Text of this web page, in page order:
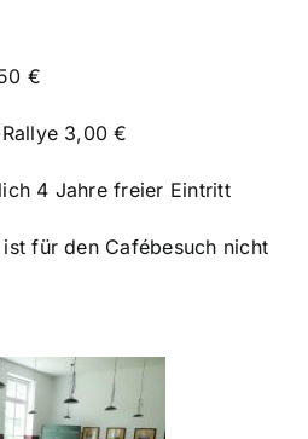
€
3,00 €
4 Jahre freier Eintritt
für den Cafébesuch nicht